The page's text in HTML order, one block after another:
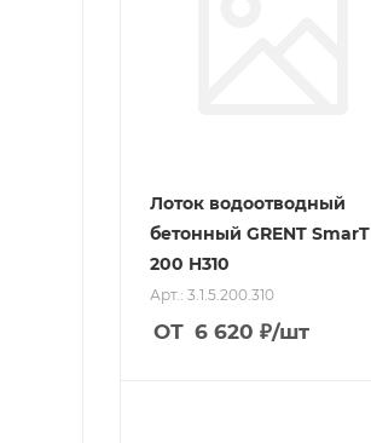
Лоток водоотводный
бетонный GRENT SmarT
200 H310
Арт.: 3.1.5.200.310
ОТ 6 620 ₽/шт